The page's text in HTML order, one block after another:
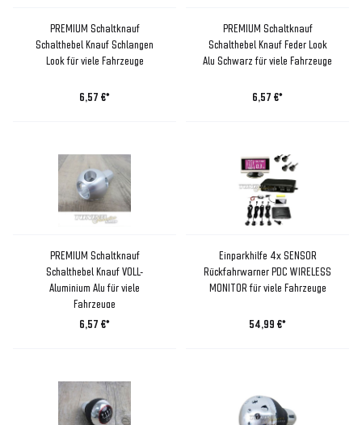
PREMIUM Schaltknauf
Schalthebel Knauf Schlangen
Look für viele Fahrzeuge
6,57 €*
PREMIUM Schaltknauf
Schalthebel Knauf Feder Look
Alu Schwarz für viele Fahrzeuge
6,57 €*
PREMIUM Schaltknauf
Schalthebel Knauf VOLL-
Aluminium Alu für viele
Fahrzeuge
6,57 €*
Einparkhilfe 4x SENSOR
Rückfahrwarner PDC WIRELESS
MONITOR für viele Fahrzeuge
54,99 €*